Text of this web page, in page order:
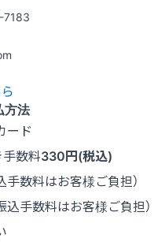
方法
ード
数料330円(税込)
手数料はお客様ご負担）
込手数料はお客様ご負担）